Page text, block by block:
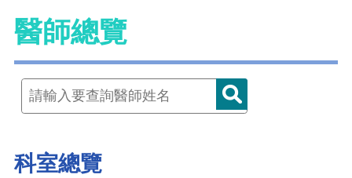
醫師總覽
科室總覽